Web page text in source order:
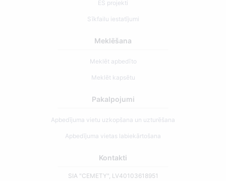
ES projekti
Sīkfailu iestatījumi
Meklēšana
Meklēt apbedīto
Meklēt kapsētu
Pakalpojumi
Apbedījuma vietu uzkopšana un uzturēšana
Apbedījuma vietas labiekārtošana
Kontakti
SIA "CEMETY", LV40103618951